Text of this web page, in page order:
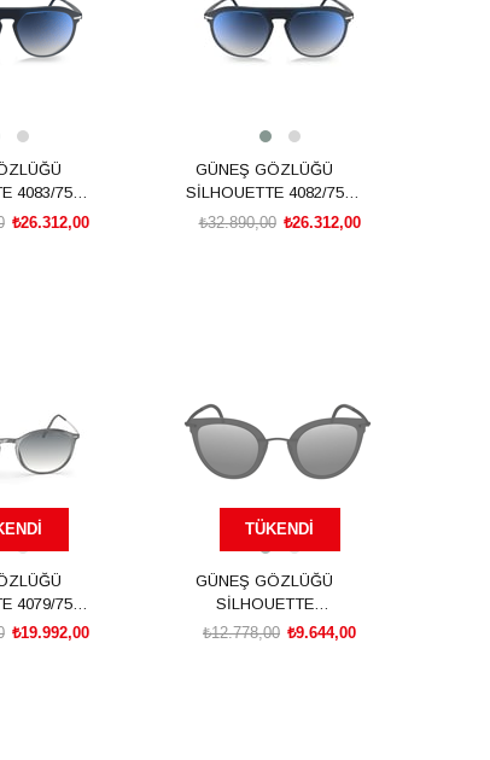
4083/75
00
₺26.312,00
GÜNEŞ GÖZLÜĞÜ
SİLHOUETTE 4082/75
4510 00/00₺26.312,00
₺32.890,00
4079/75
00
₺19.992,00
TÜKENDI
GÜNEŞ GÖZLÜĞÜ
SİLHOUETTE
SIL8155C6220₺9.644,00
₺12.778,00